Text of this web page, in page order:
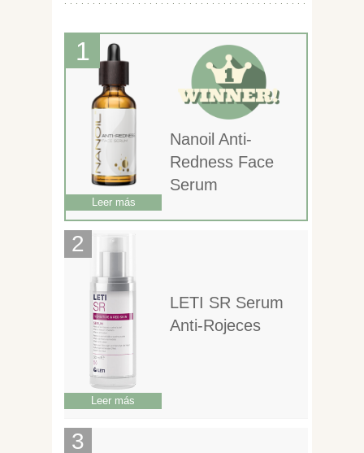
Nanoil Anti-
Redness Face
Serum
Leer más
LETI SR Serum
Anti-Rojeces
Leer más